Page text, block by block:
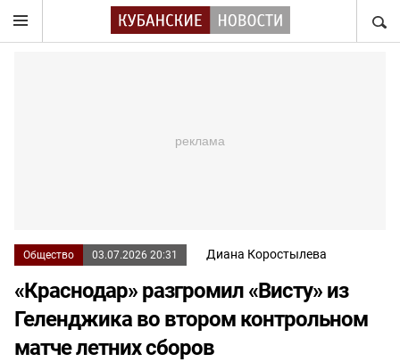
Общество 03.07.2026 20:31 Диана Коростылева
«Краснодар» разгромил «Висту» из
Геленджика во втором контрольном
матче летних сборов